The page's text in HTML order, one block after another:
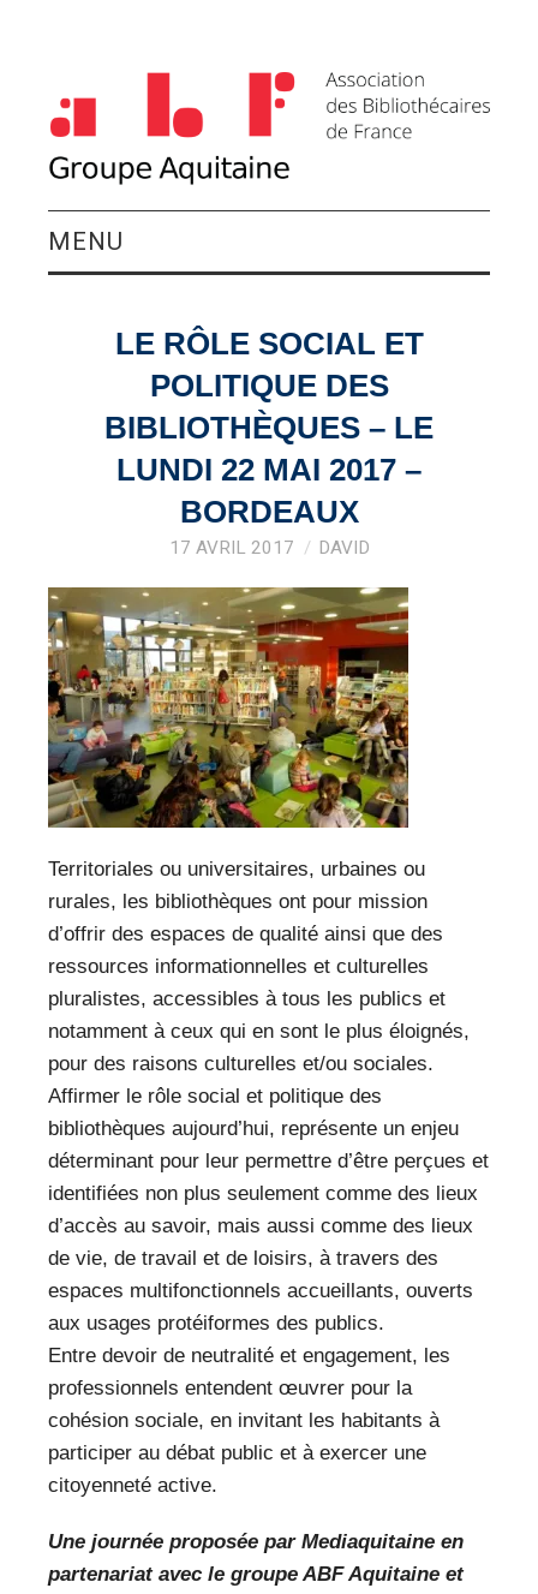
MENU
ACTIVITÉS DU
GROUPE
AGENDA
VEILLE PRO
RESSOURCES
OFFRES D’EMPLOIS
LE RÔLE SOCIAL ET
POLITIQUE DES
BIBLIOTHÈQUES – LE
LUNDI 22 MAI 2017 –
BORDEAUX
17 AVRIL 2017 DAVID
Territoriales ou universitaires, urbaines ou
rurales, les bibliothèques ont pour mission
d’offrir des espaces de qualité ainsi que des
ressources informationnelles et culturelles
pluralistes, accessibles à tous les publics et
notamment à ceux qui en sont le plus éloignés,
pour des raisons culturelles et/ou sociales.
Affirmer le rôle social et politique des
bibliothèques aujourd’hui, représente un enjeu
déterminant pour leur permettre d’être perçues et
identifiées non plus seulement comme des lieux
d’accès au savoir, mais aussi comme des lieux
de vie, de travail et de loisirs, à travers des
espaces multifonctionnels accueillants, ouverts
aux usages protéiformes des publics.
Entre devoir de neutralité et engagement, les
professionnels entendent œuvrer pour la
cohésion sociale, en invitant les habitants à
participer au débat public et à exercer une
citoyenneté active.
Une journée proposée par Mediaquitaine en
partenariat avec le groupe ABF Aquitaine et